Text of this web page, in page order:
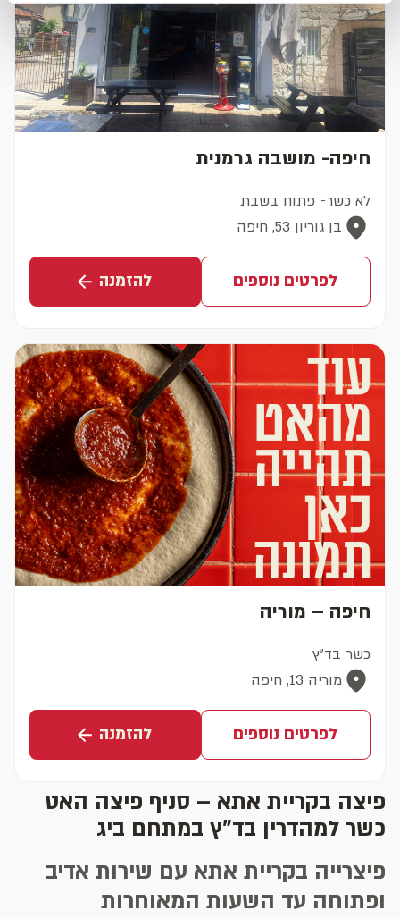
חיפה- מושבה גרמנית
לא כשר- פתוח בשבת
בן גוריון 53, חיפה
לפרטים נוספים להזמנה
חיפה – מוריה
כשר בד"ץ
מוריה 13, חיפה
לפרטים נוספים להזמנה
פיצה בקריית אתא – סניף פיצה האט
כשר למהדרין בד"ץ במתחם ביג
פיצרייה בקריית אתא עם שירות אדיב
ופתוחה עד השעות המאוחרות